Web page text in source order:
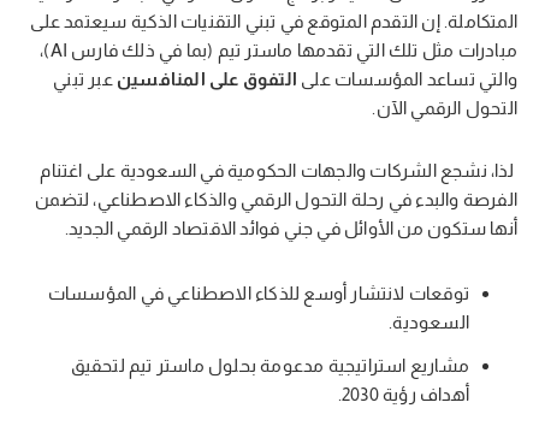
المتكاملة. إن التقدم المتوقع في تبني التقنيات الذكية سيعتمد على
مبادرات مثل تلك التي تقدمها ماستر تيم (بما في ذلك فارس AI)،
والتي تساعد المؤسسات على التفوق على المنافسين عبر تبني
التحول الرقمي الآن.
لذا، نشجع الشركات والجهات الحكومية في السعودية على اغتنام
الفرصة والبدء في رحلة التحول الرقمي والذكاء الاصطناعي، لتضمن
أنها ستكون من الأوائل في جني فوائد الاقتصاد الرقمي الجديد.
توقعات لانتشار أوسع للذكاء الاصطناعي في المؤسسات
السعودية.
مشاريع استراتيجية مدعومة بحلول ماستر تيم لتحقيق
أهداف رؤية 2030.